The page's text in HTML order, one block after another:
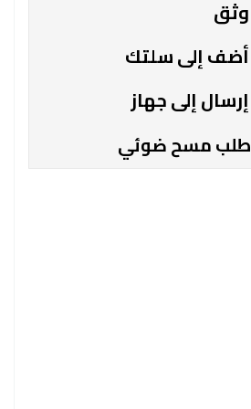
وثق
أضف إلى سلتك
إرسال إلى جهاز
طلب مسح ضوئي